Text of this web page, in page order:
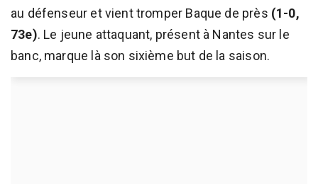
au défenseur et vient tromper Baque de près (1-0,
73e). Le jeune attaquant, présent à Nantes sur le
banc, marque là son sixième but de la saison.